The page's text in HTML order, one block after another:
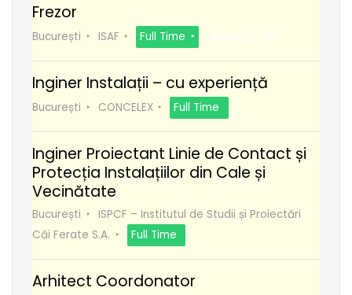
Frezor
București ISAF Full Time Recomanda
Inginer Instalații – cu experiență
București CONCELEX Full Time
Inginer Proiectant Linie de Contact și
Protecția Instalațiilor din Cale și
Vecinătate
București
ISPCF – Institutul de Studii și Proiectări
Căi Ferate S.A.
Full Time
Arhitect Coordonator